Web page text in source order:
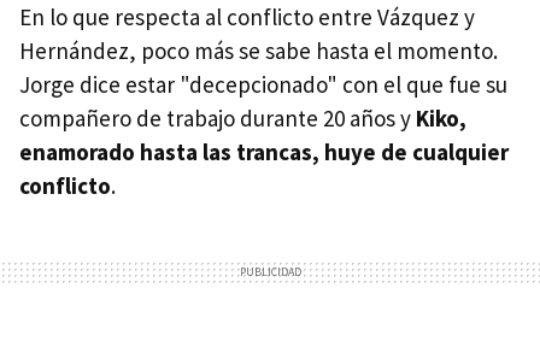
En lo que respecta al conflicto entre Vázquez y
Hernández, poco más se sabe hasta el momento.
Jorge dice estar "decepcionado" con el que fue su
compañero de trabajo durante 20 años y Kiko,
enamorado hasta las trancas, huye de cualquier
conflicto.